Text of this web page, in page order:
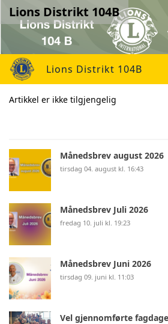
Lions Distrikt 104B
Lions Distrikt 104B
Artikkel er ikke tilgjengelig
Månedsbrev august 2026
tirsdag 04. august kl. 16:43
Månedsbrev Juli 2026
fredag 10. juli kl. 19:23
Månedsbrev Juni 2026
tirsdag 09. juni kl. 11:03
Vel gjennomførte